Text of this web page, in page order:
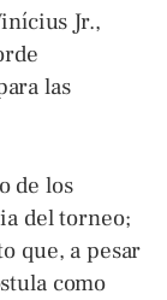
Jr.,
las
de los
del torneo;
que, a pesar
como